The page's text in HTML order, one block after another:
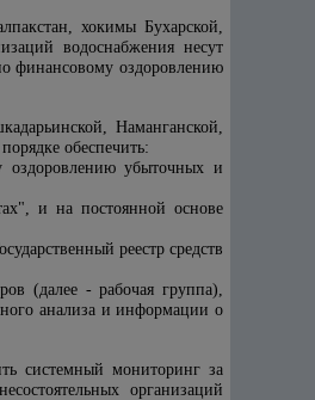
хокимы Бухарской,
водоснабжения несут
финансовому оздоровлению
Наманганской,
обеспечить:
убыточных и
и на постоянной основе
реестр средств
(далее - рабочая группа),
анализа и информации о
системный мониторинг за
организаций